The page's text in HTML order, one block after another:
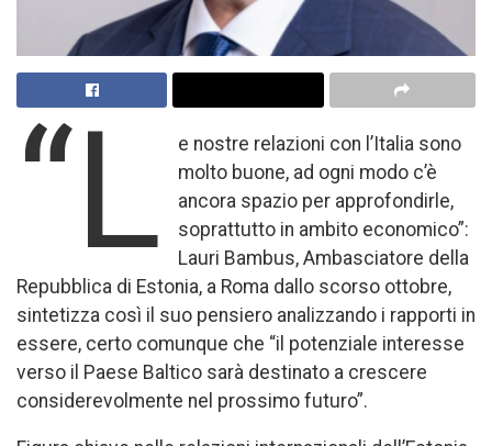
“L
e nostre relazioni con l’Italia sono
molto buone, ad ogni modo c’è
ancora spazio per approfondirle,
soprattutto in ambito economico”:
Lauri Bambus, Ambasciatore della
Repubblica di Estonia, a Roma dallo scorso ottobre,
sintetizza così il suo pensiero analizzando i rapporti in
essere, certo comunque che “il potenziale interesse
verso il Paese Baltico sarà destinato a crescere
considerevolmente nel prossimo futuro”.